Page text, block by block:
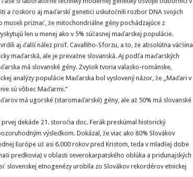
a čoskoro aj maďarskí genetici uskutočnili rozbor DNA svojich
museli priznať, že mitochondriálne gény pochádzajúce z
len u menej ako v 5% súčasnej maďarskej populácie.
aj ďalší nález prof. Cavalliho-Sforzu, a to, že absolútna väčšina
maďarská, ale je prevažne slovanská. Aj podľa maďarských
má slovanské gény. Zvyšok tvoria valasko-románske,
analýzy populácie Maďarska bol vyslovený názor, že „Maďari v
sú vôbec Maďarmi.“
má ugorské (staromaďarské) gény, ale až 50% má slovanské
dekáde 21. storočia doc. Ferák preskúmal historický
výsledkom. Dokázal, že viac ako 80% Slovákov
Európe už asi 6.000 rokov pred Kristom, teda v mladšej dobe
predkovia) v oblasti severokarpatského oblúka a pridunajských
slovenskej etnogenézy urobila zo Slovákov rekordérov etnickej